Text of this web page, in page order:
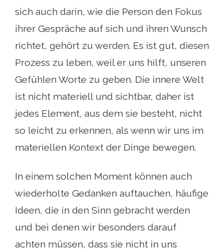
sich auch darin, wie die Person den Fokus
ihrer Gespräche auf sich und ihren Wunsch
richtet, gehört zu werden. Es ist gut, diesen
Prozess zu leben, weil er uns hilft, unseren
Gefühlen Worte zu geben. Die innere Welt
ist nicht materiell und sichtbar, daher ist
jedes Element, aus dem sie besteht, nicht
so leicht zu erkennen, als wenn wir uns im
materiellen Kontext der Dinge bewegen.
In einem solchen Moment können auch
wiederholte Gedanken auftauchen, häufige
Ideen, die in den Sinn gebracht werden
und bei denen wir besonders darauf
achten müssen, dass sie nicht in uns